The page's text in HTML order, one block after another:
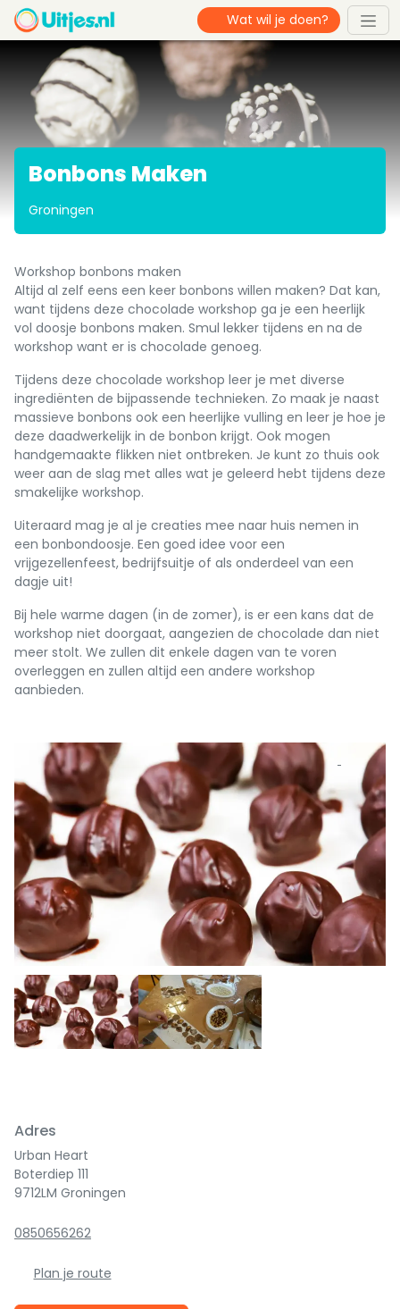
Bonbons Maken
Groningen
Workshop bonbons maken
Altijd al zelf eens een keer bonbons willen maken? Dat kan,
want tijdens deze chocolade workshop ga je een heerlijk
vol doosje bonbons maken. Smul lekker tijdens en na de
workshop want er is chocolade genoeg.
Tijdens deze chocolade workshop leer je met diverse
ingrediënten de bijpassende technieken. Zo maak je naast
massieve bonbons ook een heerlijke vulling en leer je hoe je
deze daadwerkelijk in de bonbon krijgt. Ook mogen
handgemaakte flikken niet ontbreken. Je kunt zo thuis ook
weer aan de slag met alles wat je geleerd hebt tijdens deze
smakelijke workshop.
Uiteraard mag je al je creaties mee naar huis nemen in
een bonbondoosje. Een goed idee voor een
vrijgezellenfeest, bedrijfsuitje of als onderdeel van een
dagje uit!
Bij hele warme dagen (in de zomer), is er een kans dat de
workshop niet doorgaat, aangezien de chocolade dan niet
meer stolt. We zullen dit enkele dagen van te voren
overleggen en zullen altijd een andere workshop
aanbieden.
Adres
Urban Heart
Boterdiep 111
9712LM Groningen
0850656262
Plan je route